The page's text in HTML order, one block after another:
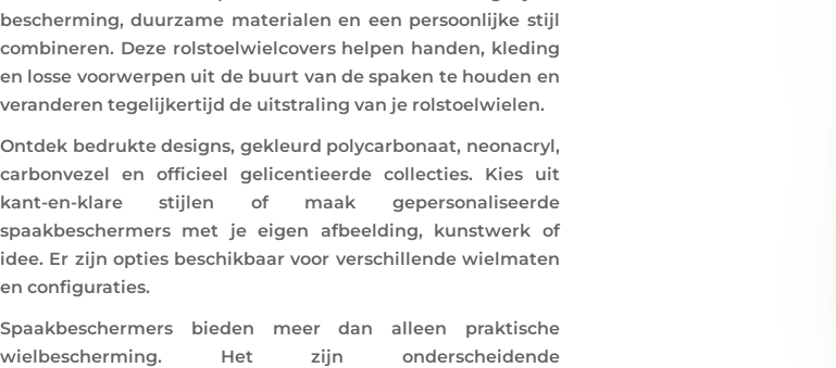
l
l
e
c
t
i
e
:
bescherming, duurzame materialen en een persoonlijke stijl
combineren. Deze rolstoelwielcovers helpen handen, kleding
en losse voorwerpen uit de buurt van de spaken te houden en
veranderen tegelijkertijd de uitstraling van je rolstoelwielen.
Ontdek bedrukte designs, gekleurd polycarbonaat, neonacryl,
carbonvezel en officieel gelicentieerde collecties. Kies uit
kant-en-klare stijlen of maak gepersonaliseerde
spaakbeschermers met je eigen afbeelding, kunstwerk of
idee. Er zijn opties beschikbaar voor verschillende wielmaten
en configuraties.
Spaakbeschermers bieden meer dan alleen praktische
wielbescherming. Het zijn onderscheidende